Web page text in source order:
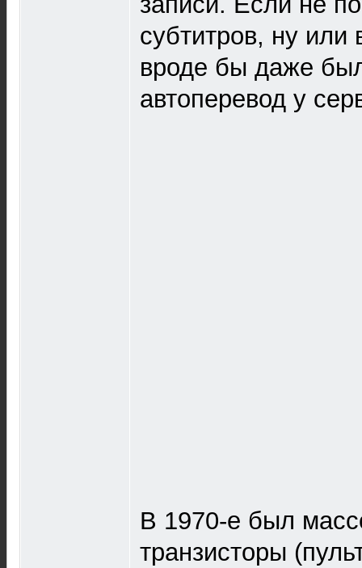
субтитров, ну или
вроде бы даже
автоперевод у
В 1970-е был
транзисторы